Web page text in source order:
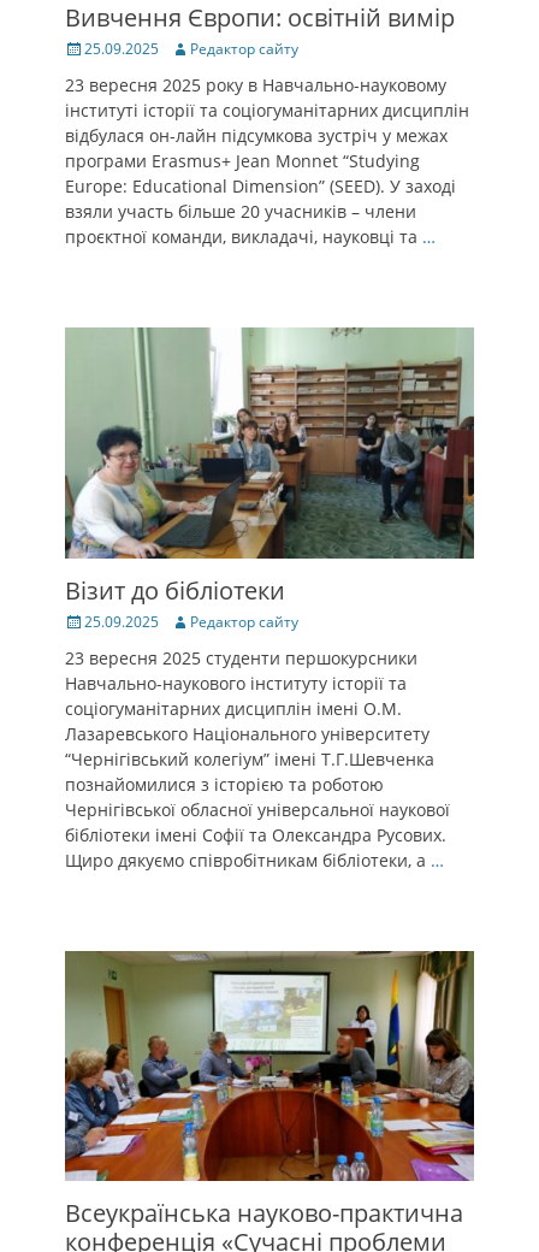
Вивчення Європи: освітній вимір
Posted
25.09.2025 Author
Редактор сайту
23 вересня 2025 року в Навчально-науковому
інституті історії та соціогуманітарних дисциплін
відбулася он-лайн підсумкова зустріч у межах
програми Erasmus+ Jean Monnet “Studying
Europe: Educational Dimension” (SEED). У заході
взяли участь більше 20 учасників – члени
проєктної команди, викладачі, науковці та …
Візит до бібліотеки
Posted
25.09.2025 Author
Редактор сайту
23 вересня 2025 студенти першокурсники
Навчально-наукового інституту історії та
соціогуманітарних дисциплін імені О.М.
Лазаревського Національного університету
“Чернігівський колегіум” імені Т.Г.Шевченка
познайомилися з історією та роботою
Чернігівської обласної універсальної наукової
бібліотеки імені Софії та Олександра Русових.
Щиро дякуємо співробітникам бібліотеки, а …
Всеукраїнська науково-практична
конференція «Сучасні проблеми